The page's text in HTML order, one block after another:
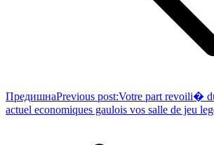
ПредишнаPrevious post:Votre part revoili�
actuel economiques gaulois vos salle de jeu